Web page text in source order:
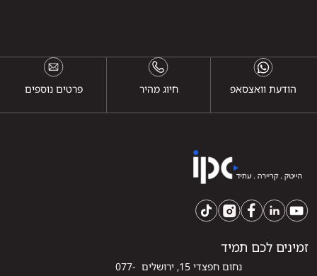
הודעת וואצסאפ חיוג מהיר פרטים נוספים
זמינים לכם תמיד
נחום חפצדי 15, ירושלים 077-